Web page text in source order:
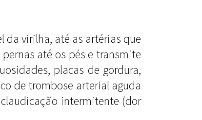
da virilha, até as artérias que
até os pés e transmite
placas de gordura,
de trombose arterial aguda
intermitente (dor